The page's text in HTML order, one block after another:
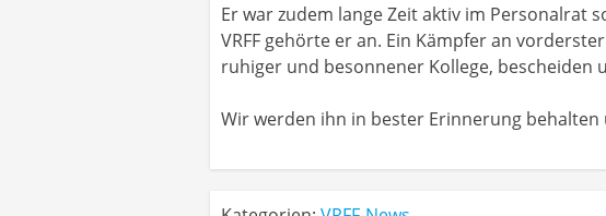
Er war zudem lange Zeit aktiv im Personalrat
VRFF gehörte er an. Ein Kämpfer an
ruhiger und besonnener Kollege, bescheiden
Wir werden ihn in bester Erinnerung